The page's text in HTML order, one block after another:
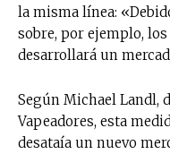
la misma línea:
sobre, por ejemplo,
desarrollará un
Según Michael Landl,
Vapeadores, esta
desataía un nuevo